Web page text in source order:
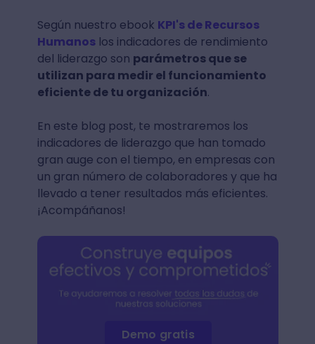
Según nuestro ebook KPI's de Recursos
Humanoslos indicadores de rendimiento
del liderazgo son parámetros que se
utilizan para medir el funcionamiento
eficiente de tu organización.
En este blog post, te mostraremos los
indicadores de liderazgo que han tomado
gran auge con el tiempo, en empresas con
un gran número de colaboradores y que ha
llevado a tener resultados más eficientes.
¡Acompáñanos!
Demo gratis